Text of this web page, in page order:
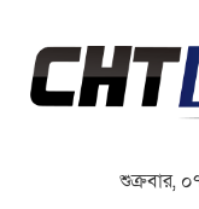
শুক্রবার,